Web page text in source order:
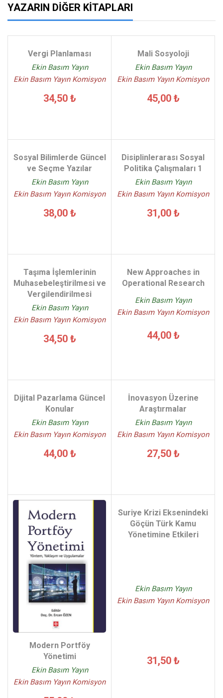
YAZARIN DIĞER KITAPLARI
Vergi Planlaması
Ekin Basım Yayın
Ekin Basım Yayın Komisyon
34,50 ₺
Mali Sosyoloji
Ekin Basım Yayın
Ekin Basım Yayın Komisyon
45,00 ₺
Sosyal Bilimlerde Güncel
ve Seçme Yazılar
Ekin Basım Yayın
Ekin Basım Yayın Komisyon
38,00 ₺
Disiplinlerarası Sosyal
Politika Çalışmaları 1
Ekin Basım Yayın
Ekin Basım Yayın Komisyon
31,00 ₺
Taşıma İşlemlerinin
Muhasebeleştirilmesi ve
Vergilendirilmesi
Ekin Basım Yayın
Ekin Basım Yayın Komisyon
34,50 ₺
New Approaches in
Operational Research
Ekin Basım Yayın
Ekin Basım Yayın Komisyon
44,00 ₺
Dijital Pazarlama Güncel
Konular
Ekin Basım Yayın
Ekin Basım Yayın Komisyon
44,00 ₺
İnovasyon Üzerine
Araştırmalar
Ekin Basım Yayın
Ekin Basım Yayın Komisyon
27,50 ₺
Modern Portföy
Yönetimi
Ekin Basım Yayın
Ekin Basım Yayın Komisyon
Suriye Krizi Eksenindeki
Göçün Türk Kamu
Yönetimine Etkileri
Ekin Basım Yayın
Ekin Basım Yayın Komisyon
31,50 ₺